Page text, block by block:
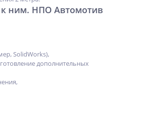
ним. НПО Автомотив
SolidWorks),
дополнительных